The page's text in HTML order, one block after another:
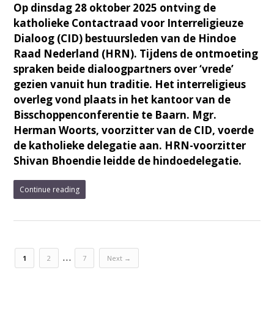
Op dinsdag 28 oktober 2025 ontving de
katholieke Contactraad voor Interreligieuze
Dialoog (CID) bestuursleden van de Hindoe
Raad Nederland (HRN). Tijdens de ontmoeting
spraken beide dialoogpartners over ‘vrede’
gezien vanuit hun traditie. Het interreligieus
overleg vond plaats in het kantoor van de
Bisschoppenconferentie te Baarn. Mgr.
Herman Woorts, voorzitter van de CID, voerde
de katholieke delegatie aan. HRN-voorzitter
Shivan Bhoendie leidde de hindoedelegatie.
Continue reading
1 2 … 7 Next →